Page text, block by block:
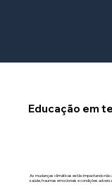
As mudanças climáticas estão impactando não
saúde, traumas emocionais e condições
Educação em